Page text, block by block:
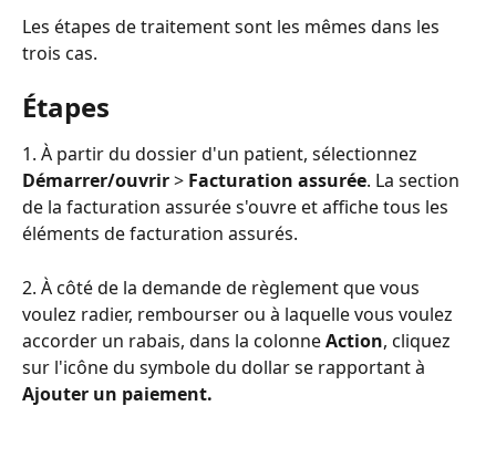
Les étapes de traitement sont les mêmes dans les
trois cas.
Étapes
1. À partir du dossier d'un patient, sélectionnez
Démarrer/ouvrir > Facturation assurée. La section
de la facturation assurée s'ouvre et affiche tous les
éléments de facturation assurés.
2. À côté de la demande de règlement que vous
voulez radier, rembourser ou à laquelle vous voulez
accorder un rabais, dans la colonne Action, cliquez
sur l'icône du symbole du dollar se rapportant à
Ajouter un paiement.